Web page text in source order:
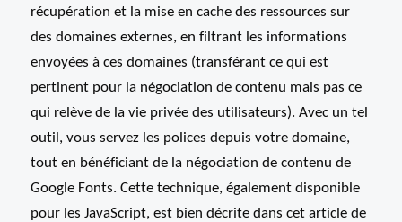
récupération et la mise en cache des ressources sur
des domaines externes, en filtrant les informations
envoyées à ces domaines (transférant ce qui est
pertinent pour la négociation de contenu mais pas ce
qui relève de la vie privée des utilisateurs). Avec un tel
outil, vous servez les polices depuis votre domaine,
tout en bénéficiant de la négociation de contenu de
Google Fonts. Cette technique, également disponible
pour les JavaScript, est bien décrite dans cet article de